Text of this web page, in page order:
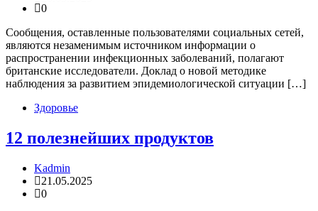
0
Сообщения, оставленные пользователями социальных сетей,
являются незаменимым источником информации о
распространении инфекционных заболеваний, полагают
британские исследователи. Доклад о новой методике
наблюдения за развитием эпидемиологической ситуации […]
Здоровье
12 полезнейших продуктов
Kadmin
21.05.2025
0